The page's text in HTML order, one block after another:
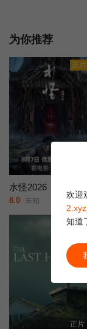
简策划的种种阴谋
为你推荐
正片
水怪2026
8.0 未知
正片
正片
欢迎
2.xyz
知道